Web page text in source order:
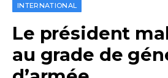
INTERNATIONAL
Le président
au grade de